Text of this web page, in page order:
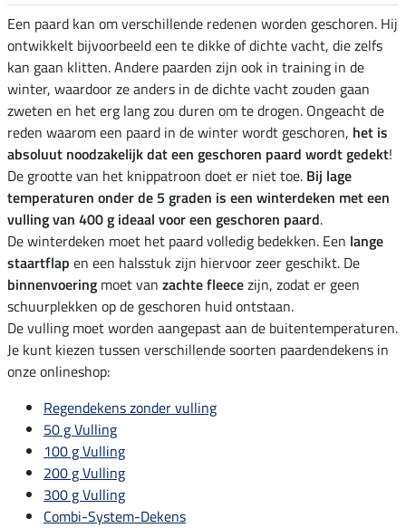
Een paard kan om verschillende redenen worden geschoren. Hij
ontwikkelt bijvoorbeeld een te dikke of dichte vacht, die zelfs
kan gaan klitten. Andere paarden zijn ook in training in de
winter, waardoor ze anders in de dichte vacht zouden gaan
zweten en het erg lang zou duren om te drogen. Ongeacht de
reden waarom een paard in de winter wordt geschoren, het is
absoluut noodzakelijk dat een geschoren paard wordt gedekt!
De grootte van het knippatroon doet er niet toe. Bij lage
temperaturen onder de 5 graden is een winterdeken met een
vulling van 400 g ideaal voor een geschoren paard.
De winterdeken moet het paard volledig bedekken. Een lange
staartflap en een halsstuk zijn hiervoor zeer geschikt. De
binnenvoering moet van zachte fleecezijn, zodat er geen
schuurplekken op de geschoren huid ontstaan.
De vulling moet worden aangepast aan de buitentemperaturen.
Je kunt kiezen tussen verschillende soorten paardendekens in
onze onlineshop:
Regendekens zonder vulling
50 g Vulling
100 g Vulling
200 g Vulling
300 g Vulling
Combi-System-Dekens